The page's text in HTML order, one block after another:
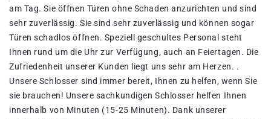
am Tag. Sie öffnen Türen ohne Schaden anzurichten und sind
sehr zuverlässig. Sie sind sehr zuverlässig und können sogar
Türen schadlos öffnen. Speziell geschultes Personal steht
Ihnen rund um die Uhr zur Verfügung, auch an Feiertagen. Die
Zufriedenheit unserer Kunden liegt uns sehr am Herzen. .
Unsere Schlosser sind immer bereit, Ihnen zu helfen, wenn Sie
sie brauchen! Unsere sachkundigen Schlosser helfen Ihnen
innerhalb von Minuten (15-25 Minuten). Dank unserer